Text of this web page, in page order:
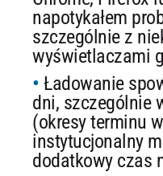
napotykałem
szczególnie z
wyświetlaczami
Ładowanie
dni, szczególnie
(okresy terminu
instytucjonalny
dodatkowy czas